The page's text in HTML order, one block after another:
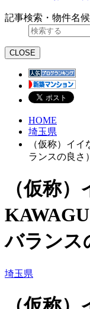
記事検索・物件名
CLOSE
HOME
埼玉県
（仮称）イ
ランスの良さ
（仮称
バランス
埼玉県